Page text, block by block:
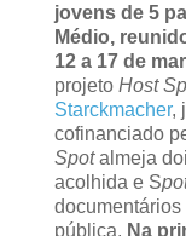
jovens de 5
Médio,
12 a 17 de
projeto Host
Starckmacher,
cofinanciado
Spotalmeja
acolhida e S
pública. Na